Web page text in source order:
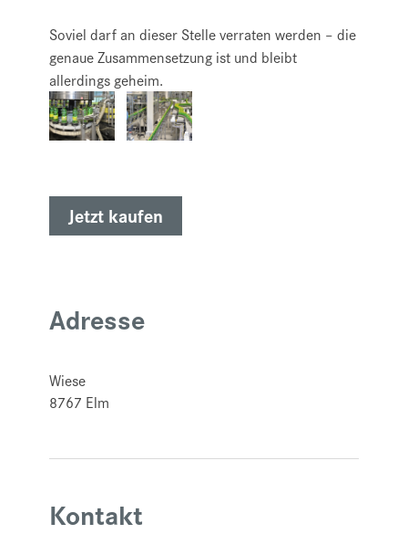
Soviel darf an dieser Stelle verraten werden – die
genaue Zusammensetzung ist und bleibt
allerdings geheim.
Jetzt kaufen
Adresse
Wiese
8767 Elm
Kontakt